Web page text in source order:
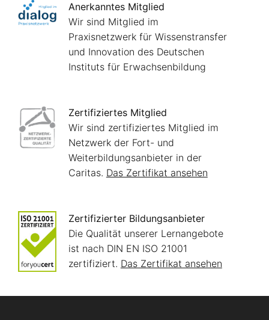
Anerkanntes Mitglied
Wir sind Mitglied im
Praxisnetzwerk für Wissenstransfer
und Innovation des Deutschen
Instituts für Erwachsenbildung
Zertifiziertes Mitglied
Wir sind zertifiziertes Mitglied im
Netzwerk der Fort- und
Weiterbildungsanbieter in der
Caritas. Das Zertifikat ansehen
Zertifizierter Bildungsanbieter
Die Qualität unserer Lernangebote
ist nach DIN EN ISO 21001
zertifiziert. Das Zertifikat ansehen